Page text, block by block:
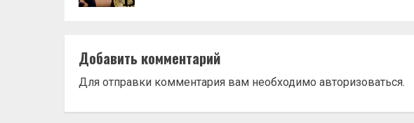
Добавить комментарий
Для отправки комментария вам необходимо авторизоваться.